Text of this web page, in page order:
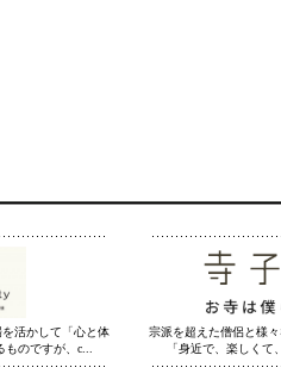
活かして「心と体
のですが、c...
宗派を超えた僧侶と様
「身近で、楽しくて